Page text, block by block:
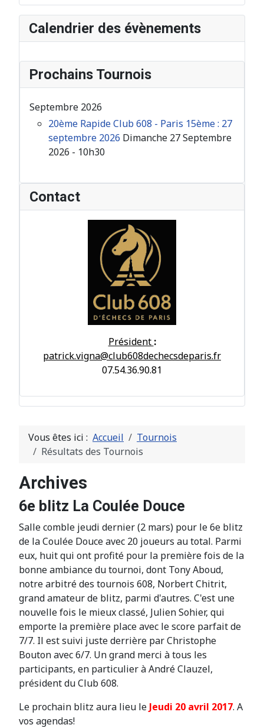
Calendrier des évènements
Prochains Tournois
Septembre 2026
20ème Rapide Club 608 - Paris 15ème : 27
septembre 2026 Dimanche 27 Septembre
2026 - 10h30
Contact
Président :
patrick.vigna@club608dechecsdeparis.fr
07.54.36.90.81
Vous êtes ici : Accueil
Tournois
Résultats des Tournois
Archives
6e blitz La Coulée Douce
Salle comble jeudi dernier (2 mars) pour le 6e blitz
de la Coulée Douce avec 20 joueurs au total. Parmi
eux, huit qui ont profité pour la première fois de la
bonne ambiance du tournoi, dont Tony Aboud,
notre arbitré des tournois 608, Norbert Chitrit,
grand amateur de blitz, parmi d'autres. C'est une
nouvelle fois le mieux classé, Julien Sohier, qui
emporte la première place avec le score parfait de
7/7. Il est suivi juste derrière par Christophe
Bouton avec 6/7. Un grand merci à tous les
participants, en particulier à André Clauzel,
président du Club 608.
Le prochain blitz aura lieu le Jeudi 20 avril 2017. A
vos agendas!